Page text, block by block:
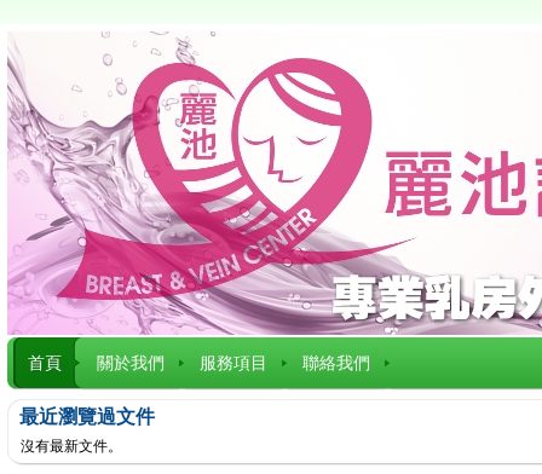
首頁 關於我們 服務項目 聯絡我們
最近瀏覽過文件
沒有最新文件。